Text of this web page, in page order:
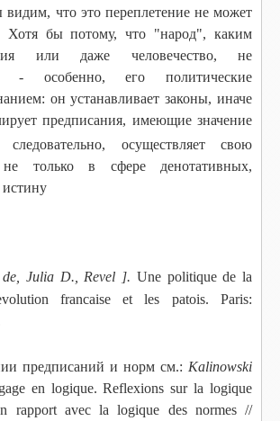
что это переплетение не может
Хотя бы потому, что "народ", каким
или даже человечество, не
- особенно, его политические
он устанавливает законы, иначе
предписания, имеющие значение
осуществляет свою
только в сфере денотативных,
de, Julia D., Revel ]. Une politique de la
francaise et les patois. Paris:
предписаний и норм см.: Kalinowski
en logique. Reflexions sur la logique
rapport avec la logique des normes //